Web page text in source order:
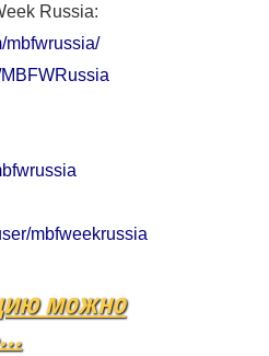
Russia:
mbfwrussia/
mbfweekrussia
можно